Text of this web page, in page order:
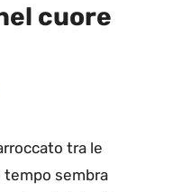
cuore
tra le
tempo sembra